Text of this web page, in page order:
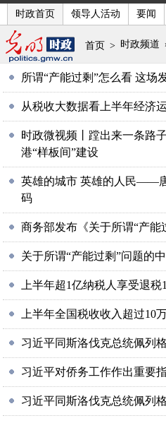
时政首页 领导人活动 要闻
首页 > 时政频道
所谓“产能过剩”怎么看 这场
从税收大数据看上半年经济
时政微视频丨蹚出来一条
港“样板间”建设
英雄的城市 英雄的人民——
码
商务部发布《关于所谓“产能
关于所谓“产能过剩”问题的
上半年超1亿纳税人享受退税
上半年全国税收收入超过10
习近平同斯洛伐克总统佩列
习近平对侨务工作作出重要
习近平同斯洛伐克总统佩列